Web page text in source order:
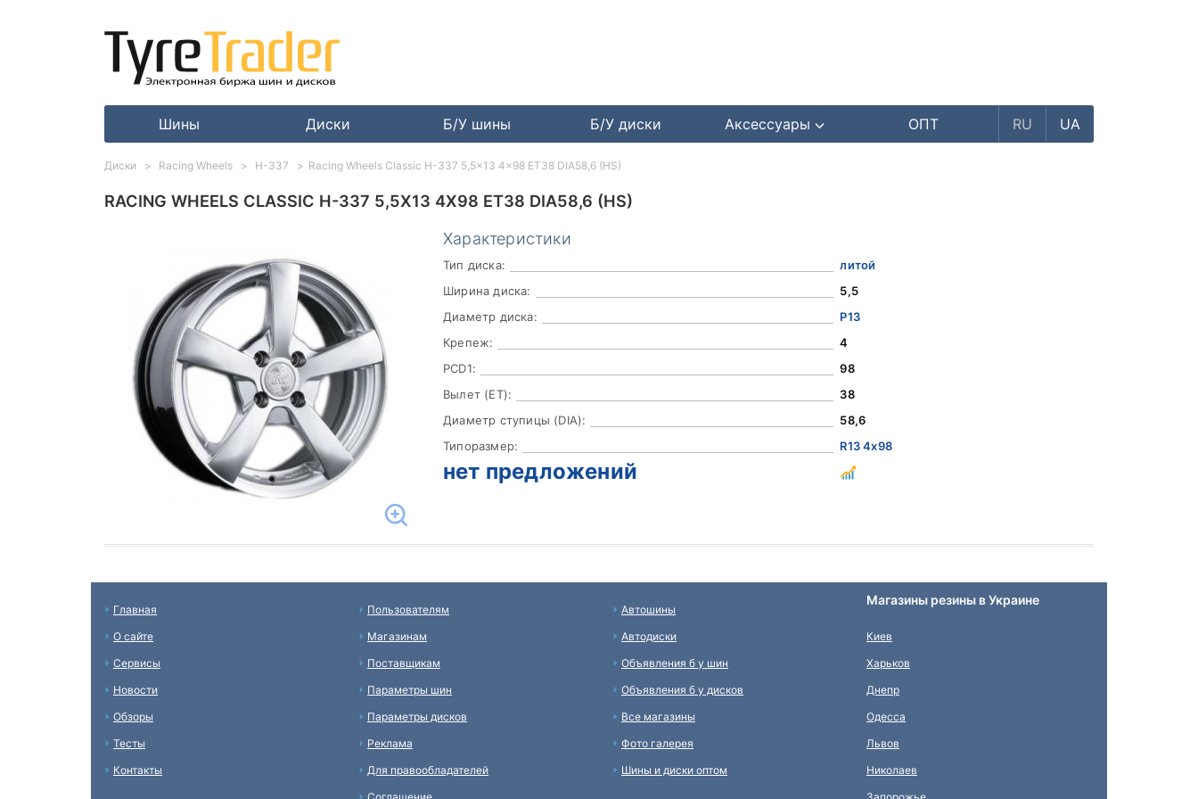
Шины Диски Б/У шины Б/У диски Аксессуары ОПТ RU UA
RACING WHEELS CLASSIC H-337 5,5X13 4X98 ET38 DIA58,6 (HS)
Характеристики
Тип диска:
литой
Ширина диска:
5,5
Диаметр диска:
Р13
Крепеж:
4
PCD1:
98
Вылет (ET):
38
Диаметр ступицы (DIA):
58,6
Типоразмер:
R13 4x98
нет предложений
Диски Racing Wheels H-337 Racing Wheels Classic H-337 5,5x13 4x98 ET38 DIA58,6 (HS)
Главная
О сайте
Сервисы
Новости
Обзоры
Тесты
Контакты
Пользователям
Магазинам
Поставщикам
Параметры шин
Параметры дисков
Реклама
Для правообладателей
Автошины
Автодиски
Объявления б у шин
Объявления б у дисков
Все магазины
Фото галерея
Шины и диски оптом
Магазины резины в Украине
Киев
Харьков
Днепр
Одесса
Львов
Николаев